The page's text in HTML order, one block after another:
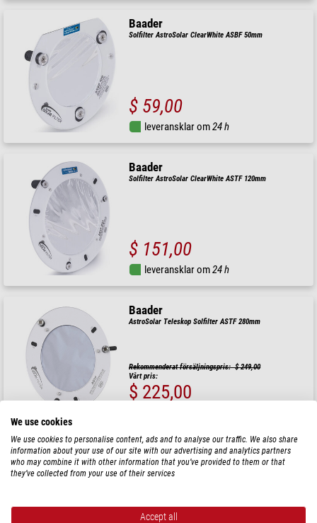
Baader
Solfilter AstroSolar ClearWhite ASBF 50mm
$ 59,00
leveransklar om24 h
Baader
Solfilter AstroSolar ClearWhite ASTF 120mm
$ 151,00
leveransklar om24 h
Baader
AstroSolar Teleskop Solfilter ASTF 280mm
Rekommenderat försäljningspris: $ 249,00
Vårt pris:
$ 225,00
Baader
Solfilter AstroSolar ClearWhite ASBF 70mm
We use cookies
We use cookies to personalise content, ads and to analyse our traffic. We also share
information about your use of our site with our advertising and analytics partners
who may combine it with other information that you’ve provided to them or that
they’ve collected from your use of their services
Accept all